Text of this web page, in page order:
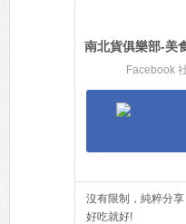
南北貨俱樂部-美
Facebook
沒有限制，純粹分享
好吃就好!